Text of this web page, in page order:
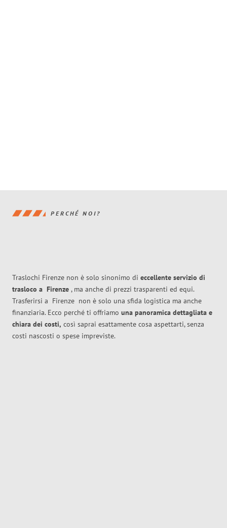
PERCHÉ NOI?
Traslochi Firenze non è solo sinonimo di eccellente servizio di
trasloco a Firenze , ma anche di prezzi trasparenti ed equi.
Trasferirsi a Firenze non è solo una sfida logistica ma anche
finanziaria. Ecco perché ti offriamo una panoramica dettagliata e
chiara dei costi, così saprai esattamente cosa aspettarti, senza
costi nascosti o spese impreviste.